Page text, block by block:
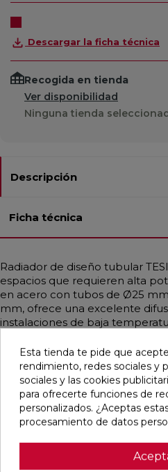
Descargar la ficha técnica
Recogida en tienda
Ver disponibilidad
Ninguna tienda
Descripción
Ficha técnica
Radiador de diseño tubular
espacios que requieren alta
en acero con tubos de Ø25
mm, ofrece una excelente
instalaciones de baja
diferentes medidas y en
incluidos colores RAL y
suministra con soportes
color. Perfecto para viviendas
exigen funcionalidad y estética
de trabajo: 8 bar. Temperatura
Esta tienda te pide que
rendimiento, redes sociales y
sociales y las cookies
para ofrecerte funciones de
personalizados. ¿Aceptas
procesamiento de datos